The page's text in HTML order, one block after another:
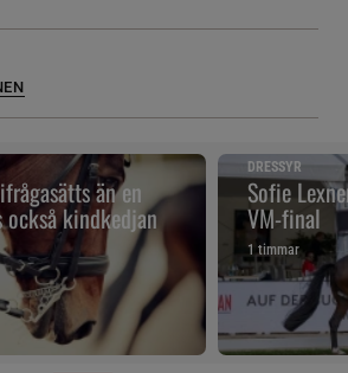
än en
kindkedjan
DRESSYR
Sofie
VM-final
1 timmar